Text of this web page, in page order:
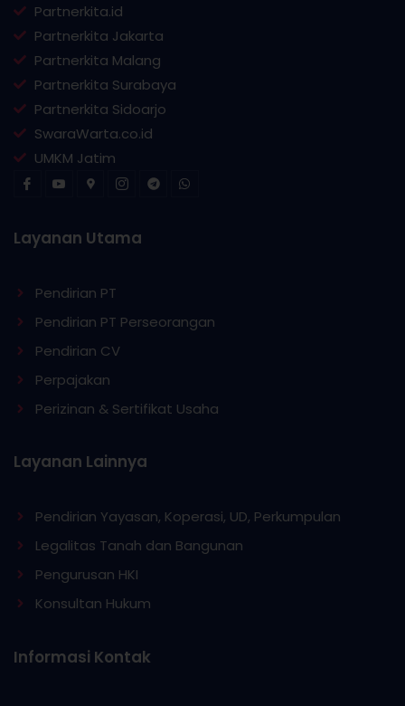
Partnerkita.id
Partnerkita Jakarta
Partnerkita Malang
Partnerkita Surabaya
Partnerkita Sidoarjo
SwaraWarta.co.id
UMKM Jatim
Layanan Utama
Pendirian PT
Pendirian PT Perseorangan
Pendirian CV
Perpajakan
Perizinan & Sertifikat Usaha
Layanan Lainnya
Pendirian Yayasan, Koperasi, UD, Perkumpulan
Legalitas Tanah dan Bangunan
Pengurusan HKI
Konsultan Hukum
Informasi Kontak